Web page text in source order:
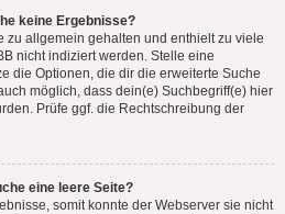
keine Ergebnisse?
zu allgemein gehalten und enthielt zu viele
nicht indiziert werden. Stelle eine
die Optionen, die dir die erweiterte Suche
möglich, dass dein(e) Suchbegriff(e) hier
Prüfe ggf. die Rechtschreibung der
eine leere Seite?
somit konnte der Webserver sie nicht